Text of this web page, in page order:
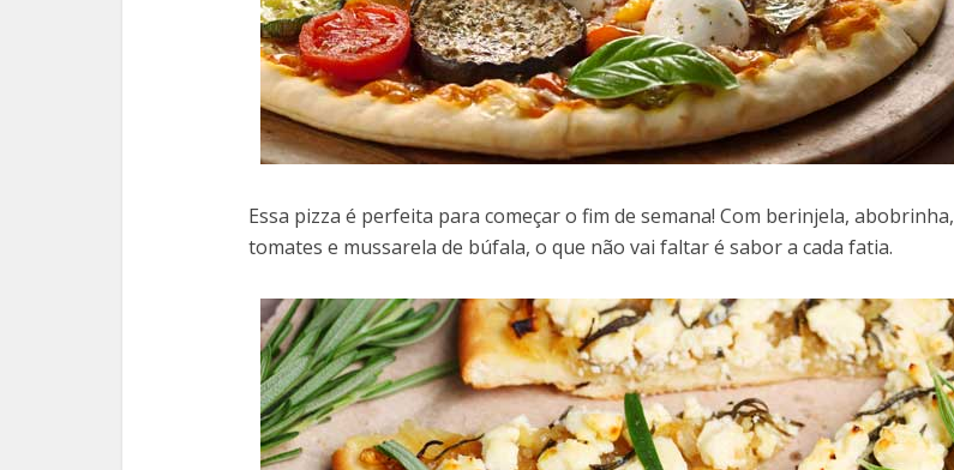
Essa pizza é perfeita para começar o fim de semana! Com berinjela, abobrinha,
tomates e mussarela de búfala, o que não vai faltar é sabor a cada fatia.